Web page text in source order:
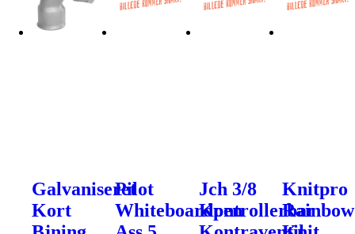
Galvaniseret
Kort
Pilot
Whiteboardpen
Jch 3/8
Kontrollerbar
Knitpro
Rainbow